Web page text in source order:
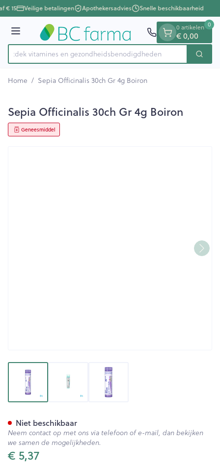
Ga naar de inhoud
1 van 1
€ 15 Veilige betalingen Apothekersadvies Snelle beschikbaarheid
Menu
Product, merk, categorie...
Ontdek vitamines en gezondheidsbenodigdheden Zoek
0 artikelen
€ 0,00
0
Home / Sepia Officinalis 30ch Gr 4g Boiron
Sepia Officinalis 30ch Gr 4g Boiron
Geneesmiddel
View larger imageView larger imageView larger image
€ 5,37
Niet beschikbaar
Neem contact op met ons via telefoon of e-mail, dan bekijken
we samen de mogelijkheden.